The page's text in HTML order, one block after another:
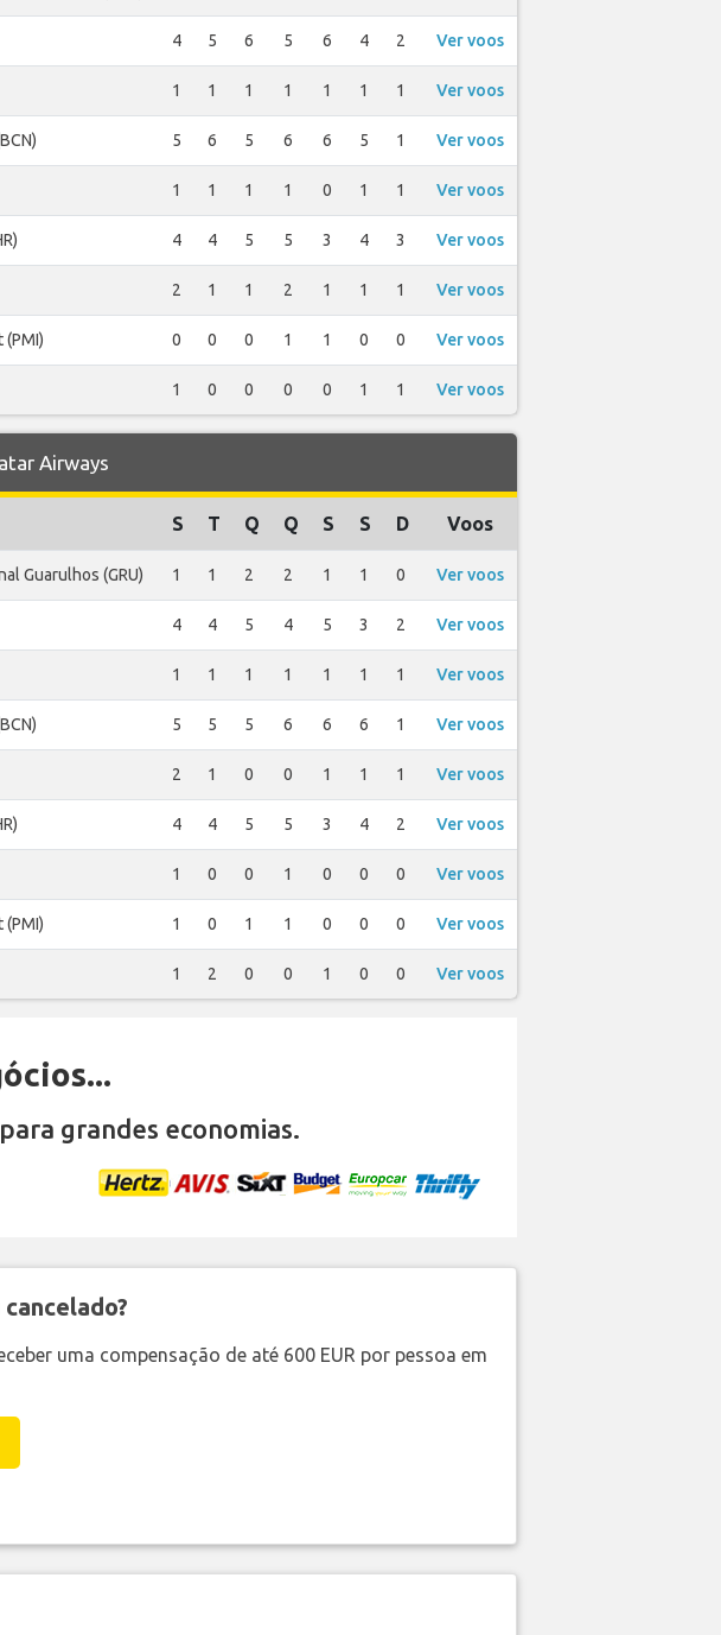
4 5 6 5 6 4 2 Ver voos
1 1 1 1 1 1 1 Ver voos
5 6 5 6 6 5 1 Ver voos
1 1 1 1 0 1 1 Ver voos
4 4 5 5 3 4 3 Ver voos
2 1 1 2 1 1 1 Ver voos
(PMI) 0 0 0 1 1 0 0 Ver voos
1 0 0 0 0 1 1 Ver voos
Airways
S T Q Q S S D Voos
Guarulhos (GRU) 1 1 2 2 1 1 0 Ver voos
4 4 5 4 5 3 2 Ver voos
1 1 1 1 1 1 1 Ver voos
5 5 5 6 6 6 1 Ver voos
2 1 0 0 1 1 1 Ver voos
4 4 5 5 3 4 2 Ver voos
1 0 0 1 0 0 0 Ver voos
(PMI) 1 0 1 1 0 0 0 Ver voos
1 2 0 0 1 0 0 Ver voos
para grandes economias.
uma compensação de até 600 EUR por pessoa em